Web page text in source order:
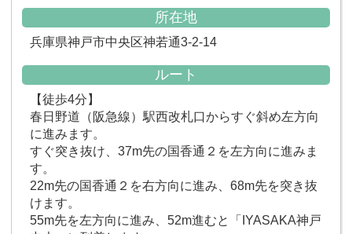
所在地
兵庫県神戸市中央区神若通3-2-14
ルート
【徒歩4分】
春日野道（阪急線）駅西改札口からすぐ斜め左方向
に進みます。
すぐ突き抜け、37m先の国香通２を左方向に進みま
す。
22m先の国香通２を右方向に進み、68m先を突き抜
けます。
55m先を左方向に進み、52m進むと「IYASAKA神戸